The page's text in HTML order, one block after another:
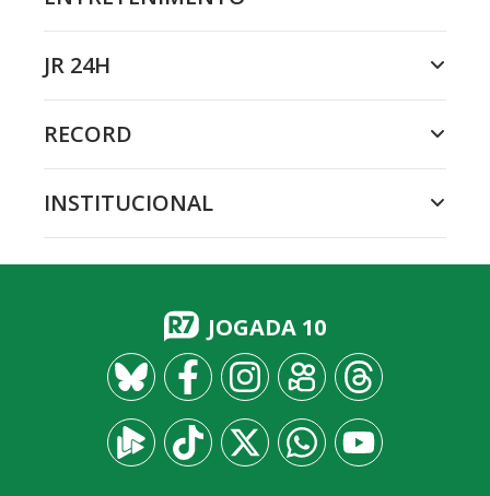
JR 24H
RECORD
INSTITUCIONAL
JOGADA 10